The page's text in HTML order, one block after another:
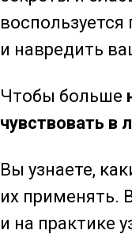
и навредить
Чтобы больше
чувствовать в
Вы узнаете,
их применять.
и на практике